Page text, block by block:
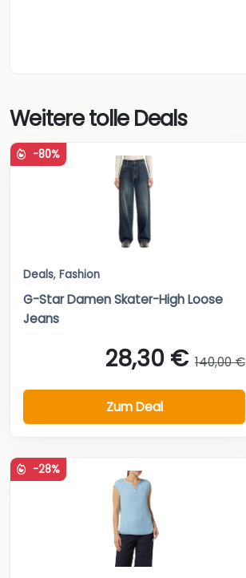
Weitere tolle Deals
-80%
Deals, Fashion
G-Star Damen Skater-High Loose
Jeans
28,30 € 140,00 €
Zum Deal
-28%